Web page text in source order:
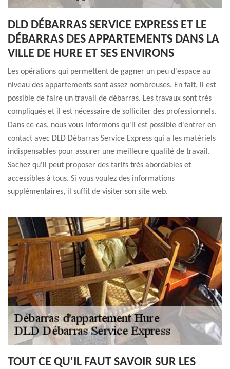
DLD DÉBARRAS SERVICE EXPRESS ET LE
DÉBARRAS DES APPARTEMENTS DANS LA
VILLE DE HURE ET SES ENVIRONS
Les opérations qui permettent de gagner un peu d'espace au
niveau des appartements sont assez nombreuses. En fait, il est
possible de faire un travail de débarras. Les travaux sont très
compliqués et il est nécessaire de solliciter des professionnels.
Dans ce cas, nous vous informons qu'il est possible d'entrer en
contact avec DLD Débarras Service Express qui a les matériels
indispensables pour assurer une meilleure qualité de travail.
Sachez qu'il peut proposer des tarifs très abordables et
accessibles à tous. Si vous voulez des informations
supplémentaires, il suffit de visiter son site web.
TOUT CE QU'IL FAUT SAVOIR SUR LES